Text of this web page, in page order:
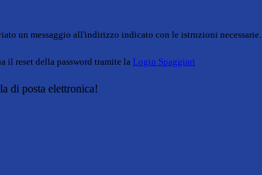
un messaggio all'indirizzo indicato con le istruzioni necessarie.
il reset della password tramite la Login Spaggiari
di posta elettronica!